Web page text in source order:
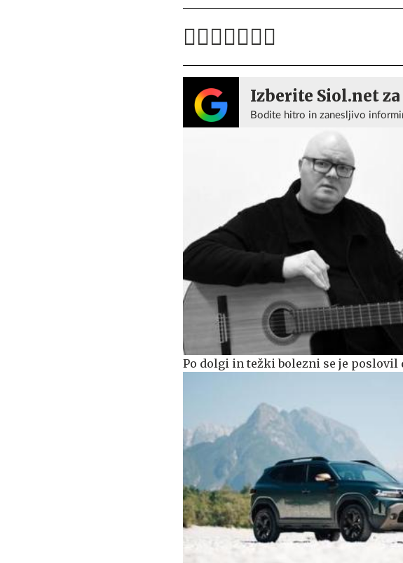
Izberite Siol.net
Bodite hitro in zanesljivo
Po dolgi in težki bolezni se je